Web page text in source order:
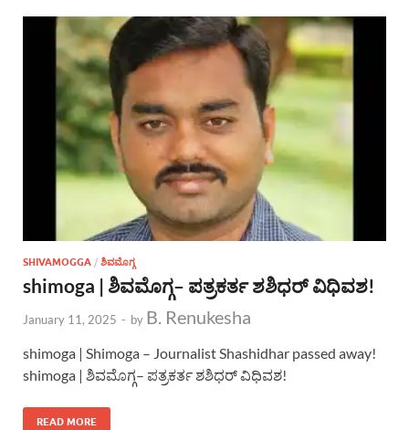
SHIVAMOGGA / ಶಿವಮೊಗ್ಗ
shimoga | ಶಿವಮೊಗ್ಗ– ಪತ್ರಕರ್ತ ಶಶಿಧರ್ ವಿಧಿವಶ!
January 11, 2025 - by B. Renukesha
shimoga | Shimoga – Journalist Shashidhar passed away!
shimoga | ಶಿವಮೊಗ್ಗ– ಪತ್ರಕರ್ತ ಶಶಿಧರ್ ವಿಧಿವಶ!
READ MORE